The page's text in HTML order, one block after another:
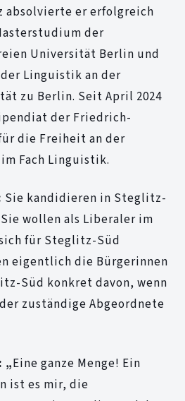
absolvierte er erfolgreich
der
Universität Berlin und
Linguistik an der
zu Berlin. Seit April 2024
der Friedrich-
die Freiheit an der
Fach Linguistik.
Sie kandidieren in Steglitz-
wollen als Liberaler im
für Steglitz-Süd
eigentlich die Bürgerinnen
Süd konkret davon, wenn
zuständige Abgeordnete
„Eine ganze Menge! Ein
ist es mir, die